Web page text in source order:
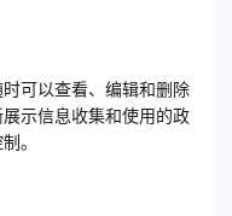
可以查看、编辑和删除
示信息收集和使用的政
。